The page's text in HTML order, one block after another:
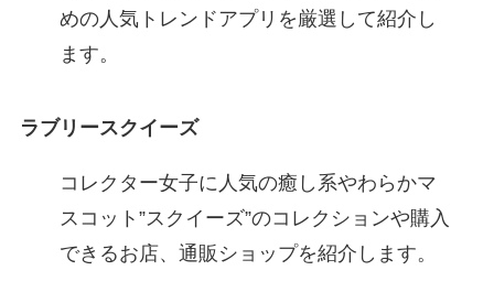
めの人気トレンドアプリを厳選して紹介し
ます。
ラブリースクイーズ
コレクター女子に人気の癒し系やわらかマ
スコット”スクイーズ”のコレクションや購入
できるお店、通販ショップを紹介します。